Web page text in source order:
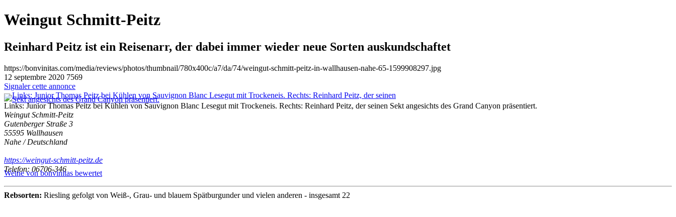
Weingut Schmitt-Peitz
Reinhard Peitz ist ein Reisenarr, der dabei immer wieder neue Sorten auskundschaftet
https://bonvinitas.com/media/reviews/photos/thumbnail/780x400c/a7/da/74/weingut-schmitt-peitz-in-wallhausen-nahe-65-1599908297.jpg
12 septembre 2020 7569
Signaler cette annonce
Links: Junior Thomas Peitz bei Kühlen von Sauvignon Blanc Lesegut mit Trockeneis. Rechts: Reinhard Peitz, der seinen Sekt angesichts des Grand Canyon präsentiert.
Weingut Schmitt-Peitz
Gutenberger Straße 3
55595 Wallhausen
Nahe / Deutschland
https://weingut-schmitt-peitz.de
Telefon: 06706-346
Weine von bonvinitas bewertet
Rebsorten: Riesling gefolgt von Weiß-, Grau- und blauem Spätburgunder und vielen anderen - insgesamt 22